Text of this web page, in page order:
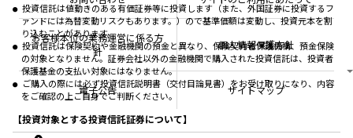
投資信託は値動きのある有価証券等に投資します（また、外国証券に投資するフ
ァンドには為替変動リスクもあります。）ので基準価額は変動し、投資元本を割
り込むことがあります。
投資信託は保険契約や金融機関の預金と異なり、保険契約者保護機構、預金保険
の対象となりません。証券会社以外の金融機関で購入された投資信託は、投資者
保護基金の支払い対象にはなりません。
ご購入の際には必ず投資信託説明書（交付目論見書）をお受け取りになり、内容
をご確認の上ご自身でご判断ください。
【投資対象とする投資信託証券について】
こだわりのインデックスファンド 購入・換金手数料
なしシリーズ
確定拠出年金について
NAMシティ
お問い合わせ
よくあるご質問
投資の教室
採用情報
公式キャラクターのご紹介
お客様本位の業務運営に係る方
針
個人情報保護方針
電子公告 サイトマップ